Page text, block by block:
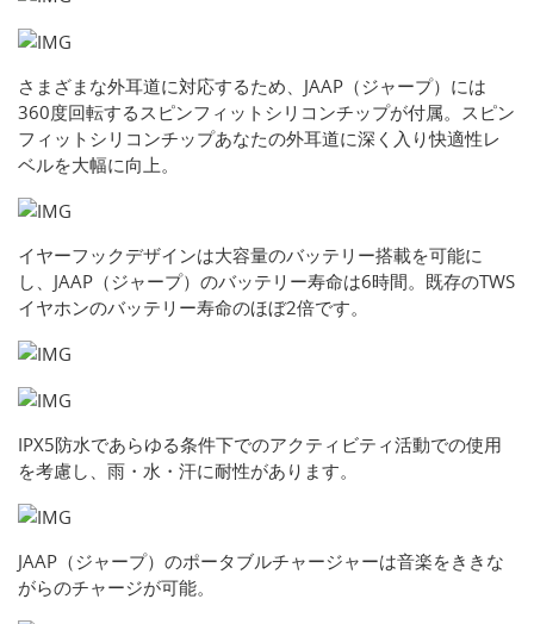
さまざまな外耳道に対応するため、JAAP（ジャープ）には
360度回転するスピンフィットシリコンチップが付属。スピン
フィットシリコンチップあなたの外耳道に深く入り快適性レ
ベルを大幅に向上。
イヤーフックデザインは大容量のバッテリー搭載を可能に
し、JAAP（ジャープ）のバッテリー寿命は6時間。既存のTWS
イヤホンのバッテリー寿命のほぼ2倍です。
IPX5防水であらゆる条件下でのアクティビティ活動での使用
を考慮し、雨・水・汗に耐性があります。
JAAP（ジャープ）のポータブルチャージャーは音楽をききな
がらのチャージが可能。